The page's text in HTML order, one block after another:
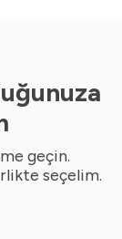
geçin.
seçelim.